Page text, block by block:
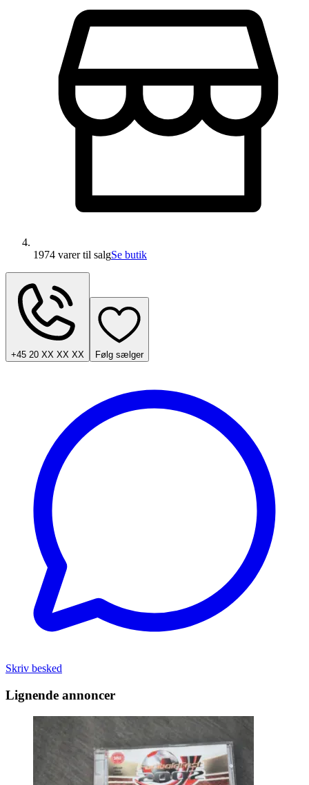
1974 varertil salgSe butik
+45 20 XX XX XX Følg sælger
Skriv besked
Lignende annoncer